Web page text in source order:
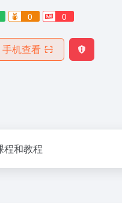
0 0
手机查看
程和教程